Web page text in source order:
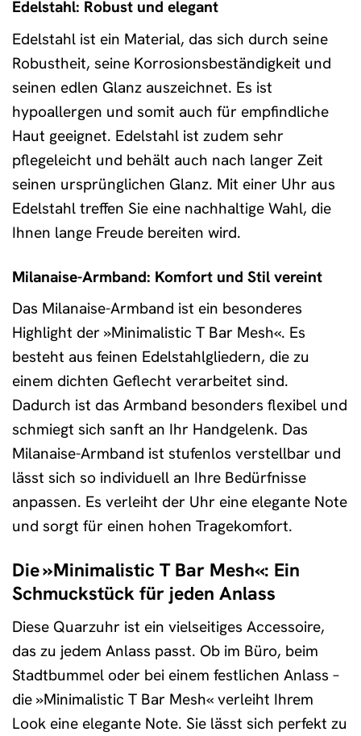
Edelstahl: Robust und elegant
Edelstahl ist ein Material, das sich durch seine
Robustheit, seine Korrosionsbeständigkeit und
seinen edlen Glanz auszeichnet. Es ist
hypoallergen und somit auch für empfindliche
Haut geeignet. Edelstahl ist zudem sehr
pflegeleicht und behält auch nach langer Zeit
seinen ursprünglichen Glanz. Mit einer Uhr aus
Edelstahl treffen Sie eine nachhaltige Wahl, die
Ihnen lange Freude bereiten wird.
Milanaise-Armband: Komfort und Stil vereint
Das Milanaise-Armband ist ein besonderes
Highlight der »Minimalistic T Bar Mesh«. Es
besteht aus feinen Edelstahlgliedern, die zu
einem dichten Geflecht verarbeitet sind.
Dadurch ist das Armband besonders flexibel und
schmiegt sich sanft an Ihr Handgelenk. Das
Milanaise-Armband ist stufenlos verstellbar und
lässt sich so individuell an Ihre Bedürfnisse
anpassen. Es verleiht der Uhr eine elegante Note
und sorgt für einen hohen Tragekomfort.
Die »Minimalistic T Bar Mesh«: Ein
Schmuckstück für jeden Anlass
Diese Quarzuhr ist ein vielseitiges Accessoire,
das zu jedem Anlass passt. Ob im Büro, beim
Stadtbummel oder bei einem festlichen Anlass –
die »Minimalistic T Bar Mesh« verleiht Ihrem
Look eine elegante Note. Sie lässt sich perfekt zu